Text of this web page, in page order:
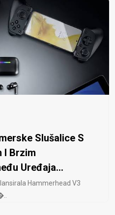
Slušalice S
I Brzim
Uređaja...
Hammerhead V3